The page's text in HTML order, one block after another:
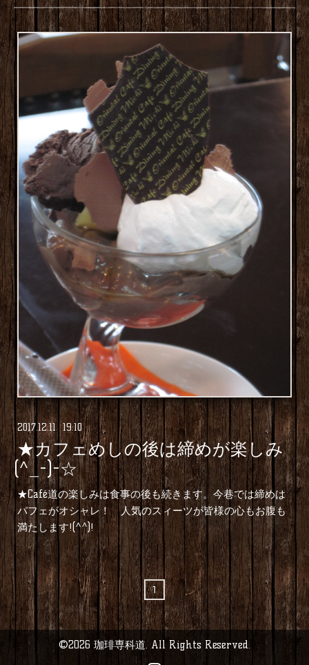
2017.12.11 19:10
★カフェめしの後は締めが楽しみ
(^_-)-☆
★Café道の楽しみは食事の後も続きます。今巷では締めは
パフェがオシャレ！ 人気のスィーツが皆様の心もお腹も
満たします!(^^)!
1
©2026 珈琲専科道. All Rights Reserved.